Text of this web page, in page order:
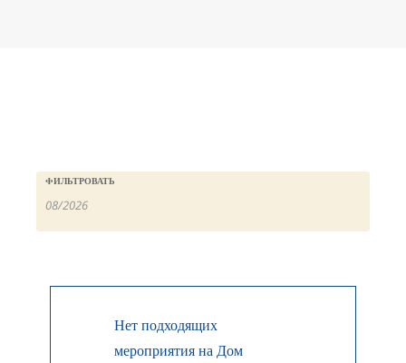
ФИЛЬТРОВАТЬ
Нет подходящих
мероприятия на Дом